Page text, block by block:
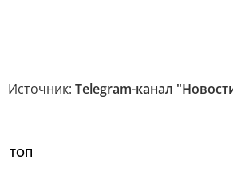
Источник: Telegram-канал
ТОП